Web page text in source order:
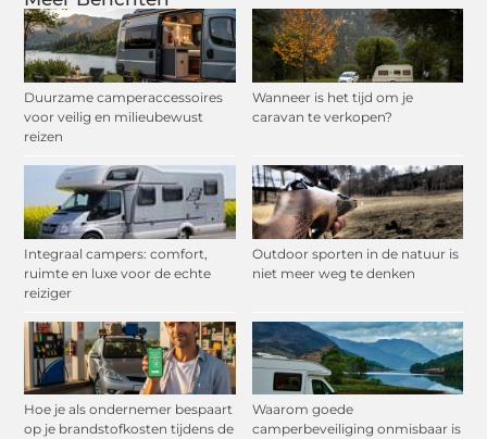
Duurzame camperaccessoires
voor veilig en milieubewust
reizen
Wanneer is het tijd om je
caravan te verkopen?
Integraal campers: comfort,
ruimte en luxe voor de echte
reiziger
Outdoor sporten in de natuur is
niet meer weg te denken
Hoe je als ondernemer bespaart
op je brandstofkosten tijdens de
Waarom goede
camperbeveiliging onmisbaar is